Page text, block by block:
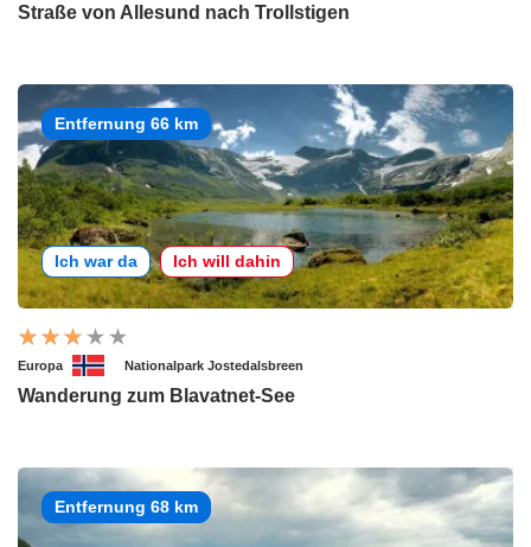
Straße von Allesund nach Trollstigen
Entfernung 66 km
Ich war da Ich will dahin
Europa Nationalpark Jostedalsbreen
Wanderung zum Blavatnet-See
Entfernung 68 km